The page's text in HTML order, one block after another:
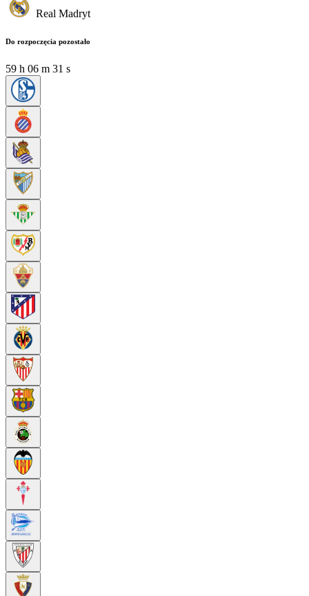
Real Madryt
Do rozpoczęcia pozostało
59 h 06 m 29 s